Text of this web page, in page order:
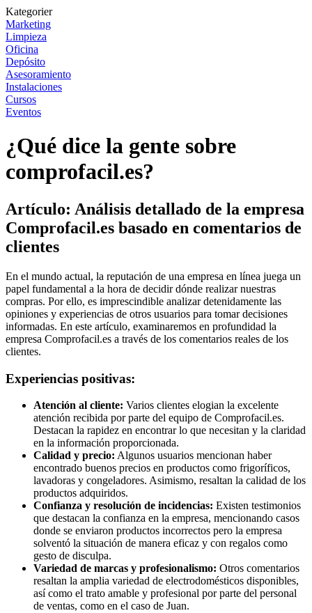
Kategorier
Marketing
Limpieza
Oficina
Depósito
Asesoramiento
Instalaciones
Cursos
Eventos
¿Qué dice la gente sobre
comprofacil.es?
Artículo: Análisis detallado de la empresa
Comprofacil.es basado en comentarios de
clientes
En el mundo actual, la reputación de una empresa en línea juega un
papel fundamental a la hora de decidir dónde realizar nuestras
compras. Por ello, es imprescindible analizar detenidamente las
opiniones y experiencias de otros usuarios para tomar decisiones
informadas. En este artículo, examinaremos en profundidad la
empresa Comprofacil.es a través de los comentarios reales de los
clientes.
Experiencias positivas:
Atención al cliente: Varios clientes elogian la excelente
atención recibida por parte del equipo de Comprofacil.es.
Destacan la rapidez en encontrar lo que necesitan y la claridad
en la información proporcionada.
Calidad y precio: Algunos usuarios mencionan haber
encontrado buenos precios en productos como frigoríficos,
lavadoras y congeladores. Asimismo, resaltan la calidad de los
productos adquiridos.
Confianza y resolución de incidencias: Existen testimonios
que destacan la confianza en la empresa, mencionando casos
donde se enviaron productos incorrectos pero la empresa
solventó la situación de manera eficaz y con regalos como
gesto de disculpa.
Variedad de marcas y profesionalismo: Otros comentarios
resaltan la amplia variedad de electrodomésticos disponibles,
así como el trato amable y profesional por parte del personal
de ventas, como en el caso de Juan.